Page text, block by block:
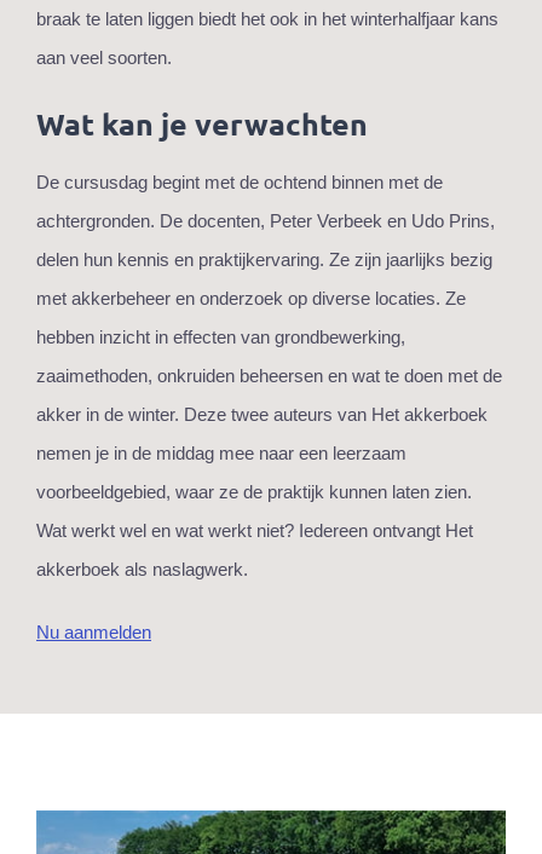
braak te laten liggen biedt het ook in het winterhalfjaar kans
aan veel soorten.
Wat kan je verwachten
De cursusdag begint met de ochtend binnen met de
achtergronden. De docenten, Peter Verbeek en Udo Prins,
delen hun kennis en praktijkervaring. Ze zijn jaarlijks bezig
met akkerbeheer en onderzoek op diverse locaties. Ze
hebben inzicht in effecten van grondbewerking,
zaaimethoden, onkruiden beheersen en wat te doen met de
akker in de winter. Deze twee auteurs van Het akkerboek
nemen je in de middag mee naar een leerzaam
voorbeeldgebied, waar ze de praktijk kunnen laten zien.
Wat werkt wel en wat werkt niet? Iedereen ontvangt Het
akkerboek als naslagwerk.
Nu aanmelden